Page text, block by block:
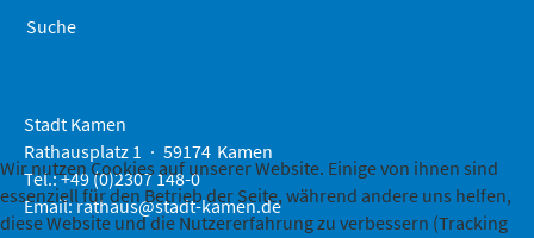
Suche
Stadt Kamen
Rathausplatz 1
59174 Kamen
Tel.: +49 (0)2307 148-0
Email:rathaus@stadt-kamen.de
Wir nutzen Cookies auf unserer Website. Einige von ihnen sind
essenziell für den Betrieb der Seite, während andere uns helfen,
diese Website und die Nutzererfahrung zu verbessern (Tracking